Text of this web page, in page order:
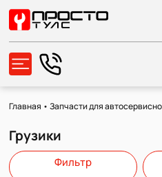
Главная •Запчасти для
Грузики
Фильтр